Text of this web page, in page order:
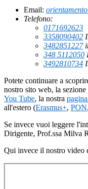
Email:
Telefono:
0171692623
3358090402
3482851227
348 5112050
3492810734
Potete continuare a
nostro sito web, la sezione
You Tube, la nostra
all'estero (Erasmus+, PON,
Se invece vuoi leggere
Dirigente, Prof.ssa Milva
Qui invece il nostro video